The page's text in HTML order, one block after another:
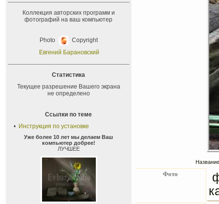
Коллекция авторских программ и
фотографий на ваш компьютер
Photo
Copyright
Евгений Барановский
Статистика
Текущее разрешение Вашего экрана
не определено
Ссылки по теме
• Инструкция по установке
Уже более 10 лет мы делаем Ваш
компьютер добрее!
ЛУЧШЕЕ
Фото